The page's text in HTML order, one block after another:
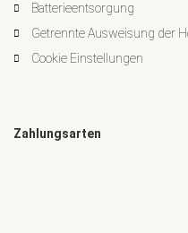
Batterieentsorgung
Getrennte Ausweisung der
Cookie Einstellungen
Zahlungsarten